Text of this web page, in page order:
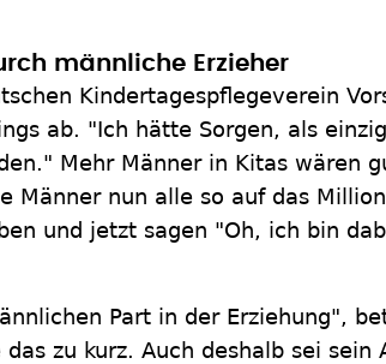
männliche Erzieher
Kindertagespflegeverein
ab. "Ich hätte Sorgen, als
Mehr Männer in Kitas wären
Männer nun alle so auf das
und jetzt sagen "Oh, ich bin
Part in der Erziehung",
zu kurz. Auch deshalb sei sein